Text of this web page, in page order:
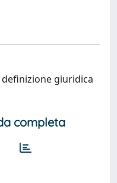
giuridica
completa